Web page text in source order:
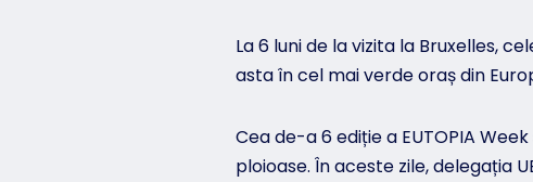
La 6 luni de la vizita la Bruxelles,
asta în cel mai verde oraș din
Cea de-a 6 ediție a EUTOPIA
ploioase. În aceste zile, delegația